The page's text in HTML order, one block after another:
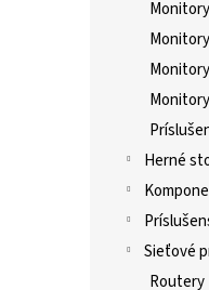
Herné
Sieťové
Routery